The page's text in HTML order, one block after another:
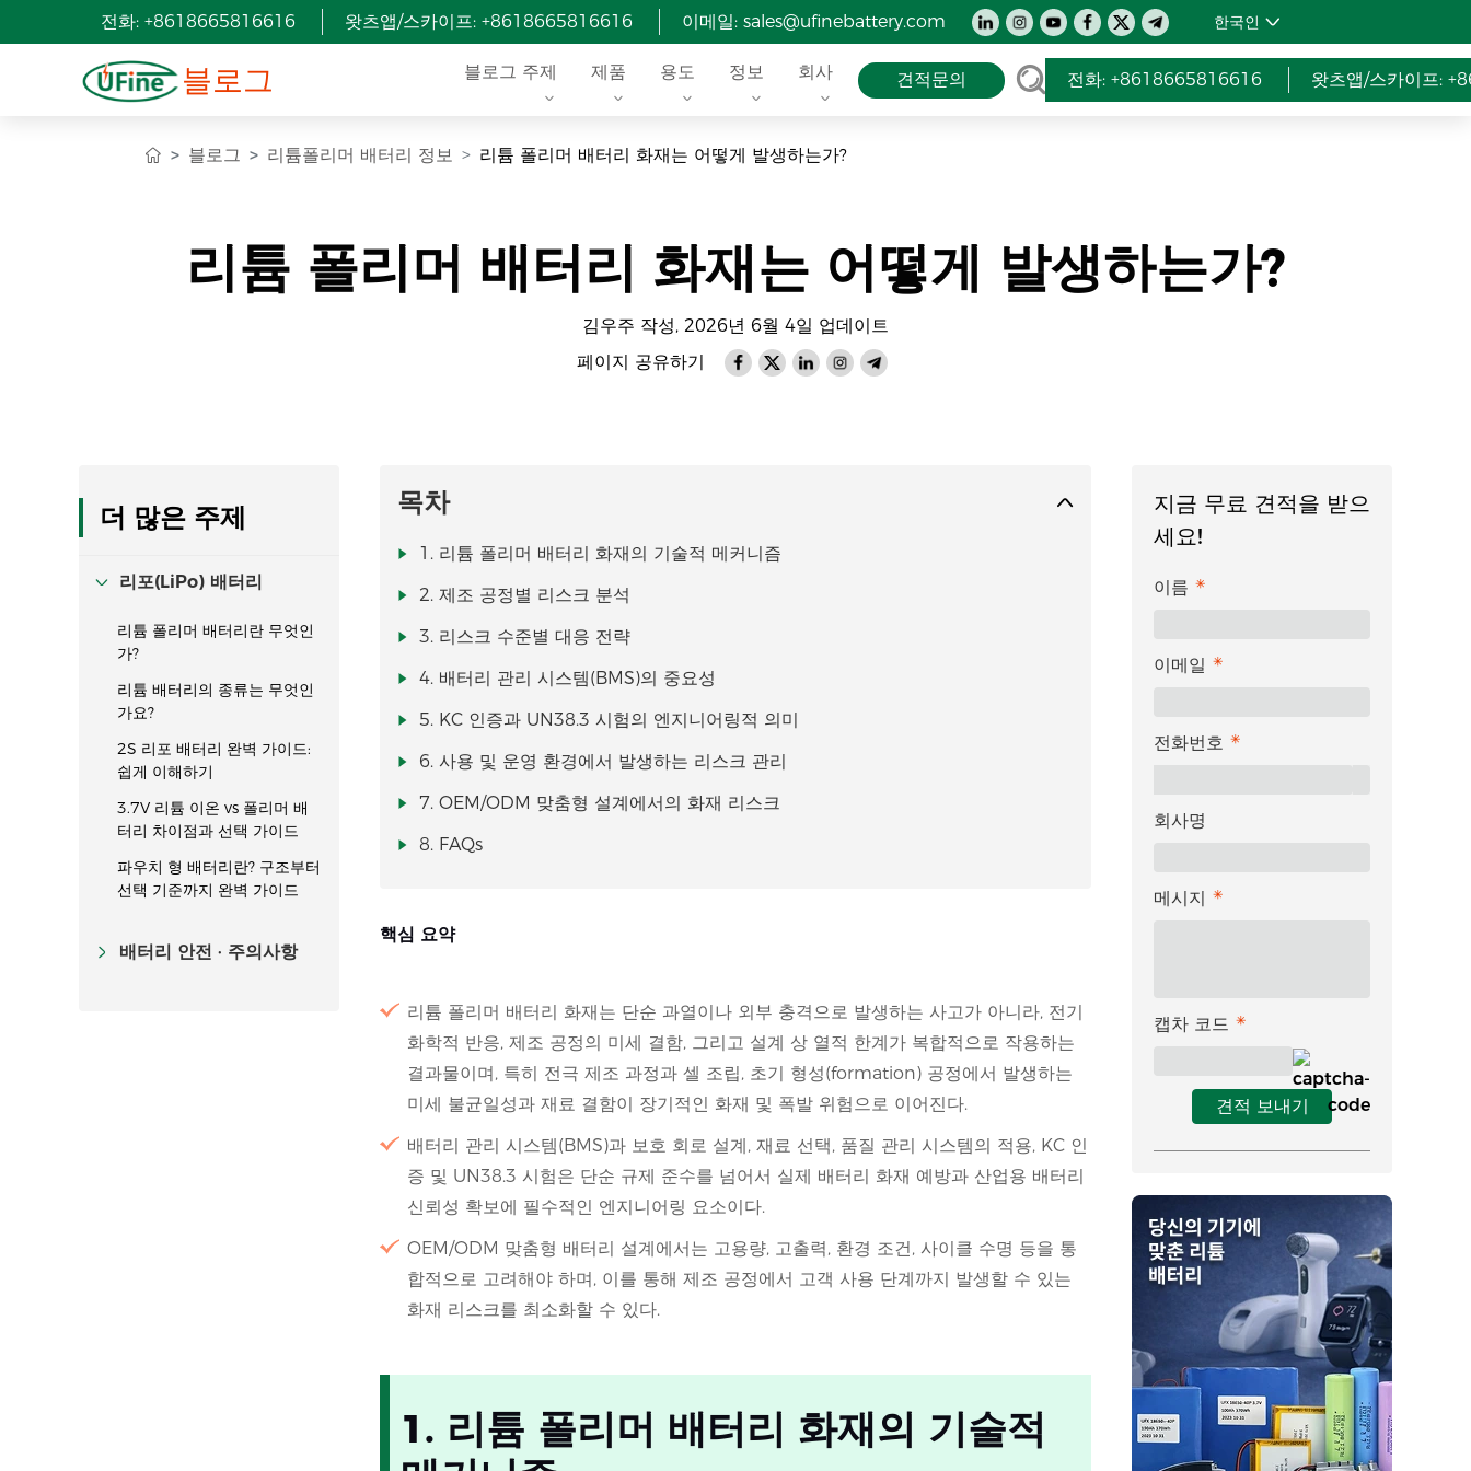
전화: +8618665816616 왓츠앱/스카이프: +8618665816616 이메일: sales@ufinebattery.com 한국인
블로그 블로그 주제 제품 용도 정보 회사 견적문의 전화: +8618665816616 왓츠앱/스카이프:
블로그 리튬폴리머 배터리 정보 리튬 폴리머 배터리 화재는 어떻게 발생하는가?
리튬 폴리머 배터리 화재는 어떻게 발생하는가?
김우주 작성, 2026년 6월 4일 업데이트
페이지 공유하기
더 많은 주제
리포(LiPo) 배터리
리튬 폴리머 배터리란 무엇인
가?
리튬 배터리의 종류는 무엇인
가요?
2S 리포 배터리 완벽 가이드:
쉽게 이해하기
3.7V 리튬 이온 vs 폴리머 배
터리 차이점과 선택 가이드
파우치 형 배터리란? 구조부터
선택 기준까지 완벽 가이드
배터리 안전 · 주의사항
목차
1. 리튬 폴리머 배터리 화재의 기술적 메커니즘
2. 제조 공정별 리스크 분석
3. 리스크 수준별 대응 전략
4. 배터리 관리 시스템(BMS)의 중요성
5. KC 인증과 UN38.3 시험의 엔지니어링적 의미
6. 사용 및 운영 환경에서 발생하는 리스크 관리
7. OEM/ODM 맞춤형 설계에서의 화재 리스크
8. FAQs
핵심 요약
리튬 폴리머 배터리 화재는 단순 과열이나 외부 충격으로 발생하는 사고가 아니라, 전기
화학적 반응, 제조 공정의 미세 결함, 그리고 설계 상 열적 한계가 복합적으로 작용하는
결과물이며, 특히 전극 제조 과정과 셀 조립, 초기 형성(formation) 공정에서 발생하는
미세 불균일성과 재료 결함이 장기적인 화재 및 폭발 위험으로 이어진다.
배터리 관리 시스템(BMS)과 보호 회로 설계, 재료 선택, 품질 관리 시스템의 적용, KC 인
증 및 UN38.3 시험은 단순 규제 준수를 넘어서 실제 배터리 화재 예방과 산업용 배터리
신뢰성 확보에 필수적인 엔지니어링 요소이다.
OEM/ODM 맞춤형 배터리 설계에서는 고용량, 고출력, 환경 조건, 사이클 수명 등을 통
합적으로 고려해야 하며, 이를 통해 제조 공정에서 고객 사용 단계까지 발생할 수 있는
화재 리스크를 최소화할 수 있다.
1. 리튬 폴리머 배터리 화재의 기술적
지금 무료 견적을 받으
세요!
이름
이메일
전화번호
회사명
메시지
캡차 코드
견적 보내기